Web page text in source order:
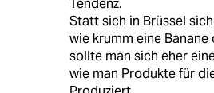
Tendenz.
Statt sich in Brüssel
wie krumm eine Banane
sollte man sich eher
wie man Produkte für